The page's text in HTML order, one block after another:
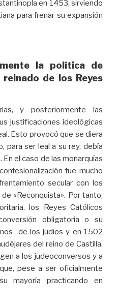
en 1453, sirviendo
para frenar su expansión
la política de
de los Reyes
y posteriormente las
justificaciones ideológicas
Esto provocó que se diera
para ser leal a su rey, debía
el caso de las monarquías
fue mucho
secular con los
«Reconquista». Por tanto,
los Reyes Católicos
obligatoria o su
de los judíos y en 1502
del reino de Castilla.
a los judeoconversos y a
pese a ser oficialmente
mayoría practicando en